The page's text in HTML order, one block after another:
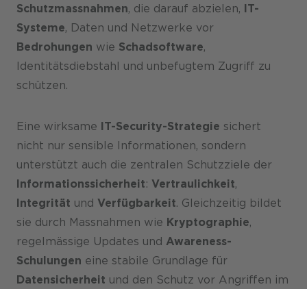
Schutzmassnahmen, die darauf abzielen, IT-
Systeme, Daten und Netzwerke vor
Bedrohungen wie Schadsoftware,
Identitätsdiebstahl und unbefugtem Zugriff zu
schützen.
Eine wirksame IT-Security-Strategie sichert
nicht nur sensible Informationen, sondern
unterstützt auch die zentralen Schutzziele der
Informationssicherheit: Vertraulichkeit,
Integrität und Verfügbarkeit. Gleichzeitig bildet
sie durch Massnahmen wie Kryptographie,
regelmässige Updates und Awareness-
Schulungen eine stabile Grundlage für
Datensicherheit und den Schutz vor Angriffen im